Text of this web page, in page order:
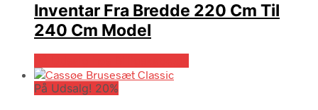
Inventar Fra Bredde 220 Cm Til
240 Cm Model
På Udsalg! 20%